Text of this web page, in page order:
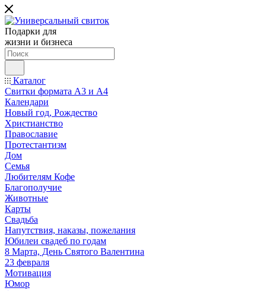
Подарки для
жизни и бизнеса
Каталог
Свитки формата А3 и А4
Календари
Новый год, Рождество
Христианство
Православие
Протестантизм
Дом
Семья
Любителям Кофе
Благополучие
Животные
Карты
Свадьба
Напутствия, наказы, пожелания
Юбилеи свадеб по годам
8 Марта, День Святого Валентина
23 февраля
Мотивация
Юмор